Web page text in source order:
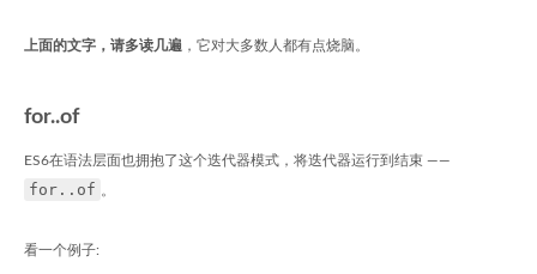
上面的文字，请多读几遍 ，它对大多数人都有点烧脑。
for..of
ES6在语法层面也拥抱了这个迭代器模式，将迭代器运行到结束 ——
for..of 。
看一个例子: